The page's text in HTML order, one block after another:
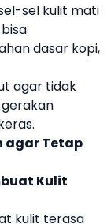
sel kulit mati
dasar kopi,
agar tidak
agar Tetap
Kulit
kulit terasa